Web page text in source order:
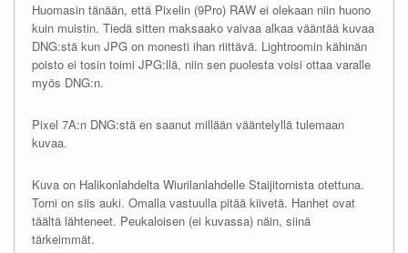
Huomasin tänään, että Pixelin (9Pro) RAW ei olekaan niin huono
kuin muistin. Tiedä sitten maksaako vaivaa alkaa vääntää kuvaa
DNG:stä kun JPG on monesti ihan riittävä. Lightroomin kähinän
poisto ei tosin toimi JPG:llä, niin sen puolesta voisi ottaa varalle
myös DNG:n.
Pixel 7A:n DNG:stä en saanut millään vääntelyllä tulemaan
kuvaa.
Kuva on Halikonlahdelta Wiurilanlahdelle Staijitornista otettuna.
Torni on siis auki. Omalla vastuulla pitää kiivetä. Hanhet ovat
täältä lähteneet. Peukaloisen (ei kuvassa) näin, siinä
tärkeimmät.